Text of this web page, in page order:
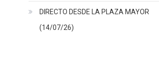
DIRECTO DESDE LA PLAZA MAYOR
(14/07/26)